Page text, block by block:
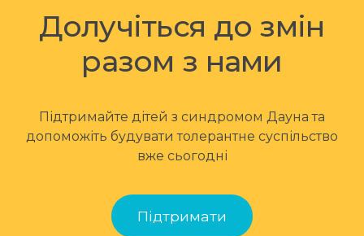
Долучіться до змін
разом з нами
Підтримайте дітей з синдромом Дауна та
допоможіть будувати толерантне суспільство
вже сьогодні
Підтримати